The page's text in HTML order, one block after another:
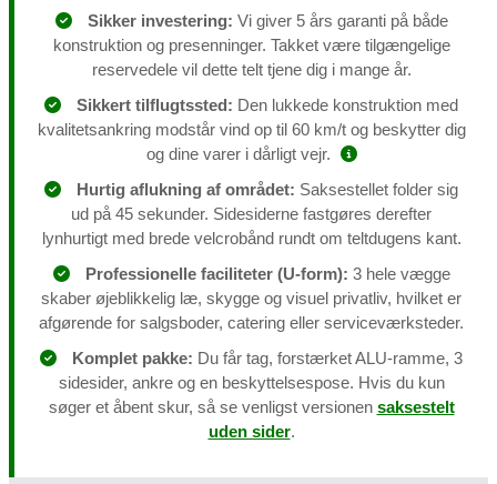
Sikker investering: Vi giver 5 års garanti på både
konstruktion og presenninger. Takket være tilgængelige
reservedele vil dette telt tjene dig i mange år.
Sikkert tilflugtssted: Den lukkede konstruktion med
kvalitetsankring modstår vind op til 60 km/t og beskytter dig
og dine varer i dårligt vejr.
Hurtig aflukning af området: Saksestellet folder sig
ud på 45 sekunder. Sidesiderne fastgøres derefter
lynhurtigt med brede velcrobånd rundt om teltdugens kant.
Professionelle faciliteter (U-form): 3 hele vægge
skaber øjeblikkelig læ, skygge og visuel privatliv, hvilket er
afgørende for salgsboder, catering eller serviceværksteder.
Komplet pakke: Du får tag, forstærket ALU-ramme, 3
sidesider, ankre og en beskyttelsespose. Hvis du kun
søger et åbent skur, så se venligst versionen saksestelt
uden sider.